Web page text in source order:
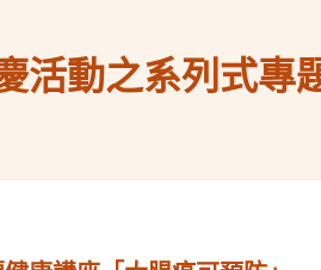
活動之系列式專